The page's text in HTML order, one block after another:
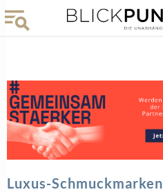
Luxus-Schmuckmarken